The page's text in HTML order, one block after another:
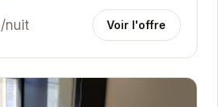
/nuit Voir l'offre